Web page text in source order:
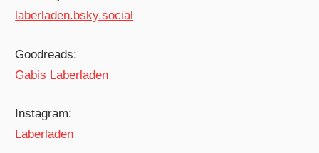
laberladen.bsky.social
Goodreads:
Gabis Laberladen
Instagram:
Laberladen